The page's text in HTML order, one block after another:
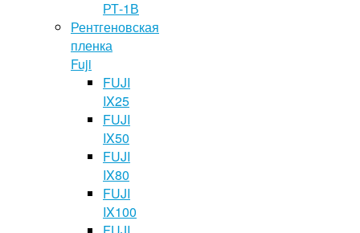
РТ-1В
Рентгеновская
пленка
Fuji
FUJI
IX25
FUJI
IX50
FUJI
IX80
FUJI
IX100